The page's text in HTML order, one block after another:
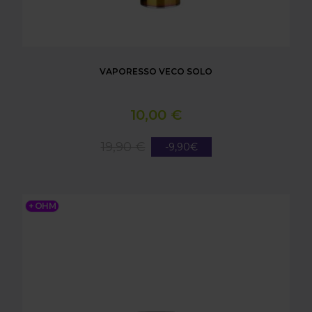
VAPORESSO VECO SOLO
10,00 €
-9,90€
+ OHM
VAPORESSO XROS SERIES POD REPLACEMENT